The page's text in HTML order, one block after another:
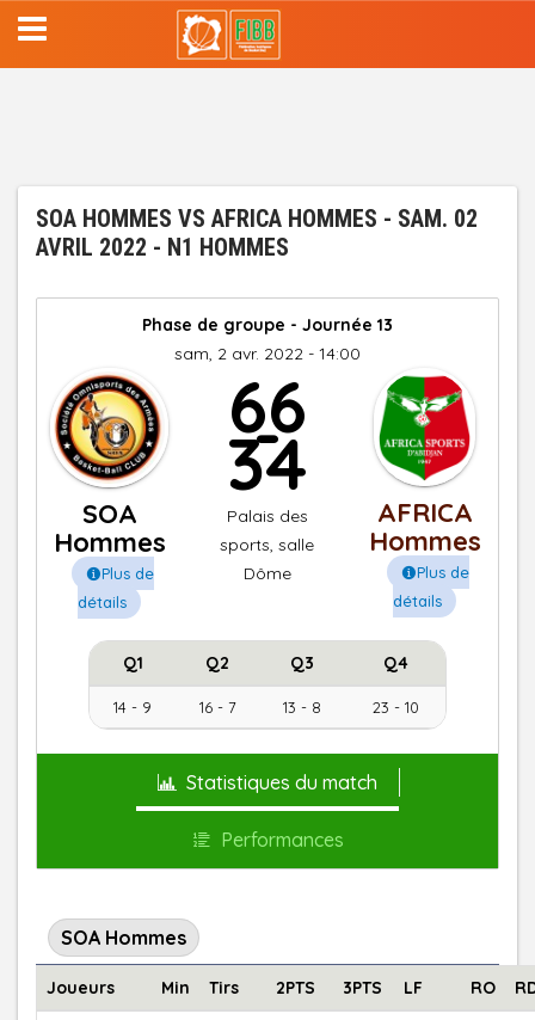
Aller
au
contenu
SOA HOMMES VS AFRICA HOMMES - SAM. 02
AVRIL 2022 - N1 HOMMES
Phase de groupe - Journée 13
sam, 2 avr. 2022 - 14:00
SOA
Hommes
Plus de
détails
66
-
34
Palais des
sports, salle
Dôme
AFRICA
Hommes
Plus de
détails
Q1 Q2 Q3 Q4
14 - 9 16 - 7 13 - 8 23 - 10
Statistiques du match
Performances
SOA Hommes
Joueurs Min Tirs 2PTS 3PTS LF RO